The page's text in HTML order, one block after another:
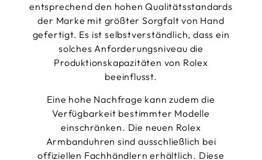
entsprechend den hohen Qualitätsstandards
der Marke mit größter Sorgfalt von Hand
gefertigt. Es ist selbstverständlich, dass ein
solches Anforderungsniveau die
Produktionskapazitäten von Rolex
beeinflusst.
Eine hohe Nachfrage kann zudem die
Verfügbarkeit bestimmter Modelle
einschränken. Die neuen Rolex
Armbanduhren sind ausschließlich bei
offiziellen Fachhändlern erhältlich. Diese